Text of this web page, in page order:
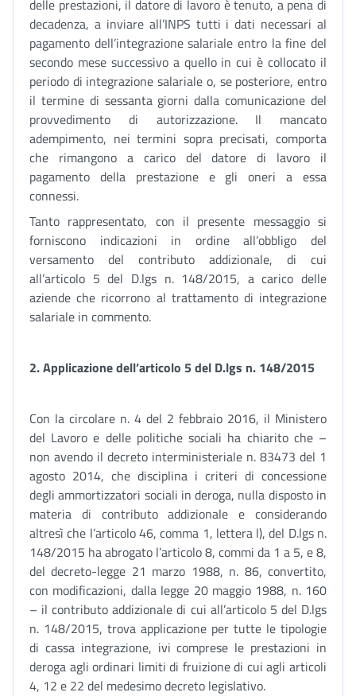
delle prestazioni, il datore di lavoro è tenuto, a pena di
decadenza, a inviare all’INPS tutti i dati necessari al
pagamento dell’integrazione salariale entro la fine del
secondo mese successivo a quello in cui è collocato il
periodo di integrazione salariale o, se posteriore, entro
il termine di sessanta giorni dalla comunicazione del
provvedimento di autorizzazione. Il mancato
adempimento, nei termini sopra precisati, comporta
che rimangono a carico del datore di lavoro il
pagamento della prestazione e gli oneri a essa
connessi.
Tanto rappresentato, con il presente messaggio si
forniscono indicazioni in ordine all’obbligo del
versamento del contributo addizionale, di cui
all’articolo 5 del D.lgs n. 148/2015, a carico delle
aziende che ricorrono al trattamento di integrazione
salariale in commento.
2. Applicazione dell’articolo 5 del D.lgs n. 148/2015
Con la circolare n. 4 del 2 febbraio 2016, il Ministero
del Lavoro e delle politiche sociali ha chiarito che –
non avendo il decreto interministeriale n. 83473 del 1
agosto 2014, che disciplina i criteri di concessione
degli ammortizzatori sociali in deroga, nulla disposto in
materia di contributo addizionale e considerando
altresì che l’articolo 46, comma 1, lettera l), del D.lgs n.
148/2015 ha abrogato l’articolo 8, commi da 1 a 5, e 8,
del decreto-legge 21 marzo 1988, n. 86, convertito,
con modificazioni, dalla legge 20 maggio 1988, n. 160
– il contributo addizionale di cui all’articolo 5 del D.lgs
n. 148/2015, trova applicazione per tutte le tipologie
di cassa integrazione, ivi comprese le prestazioni in
deroga agli ordinari limiti di fruizione di cui agli articoli
4, 12 e 22 del medesimo decreto legislativo.